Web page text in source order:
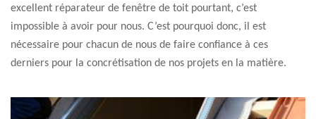
excellent réparateur de fenêtre de toit pourtant, c’est
impossible à avoir pour nous. C’est pourquoi donc, il est
nécessaire pour chacun de nous de faire confiance à ces
derniers pour la concrétisation de nos projets en la matière.